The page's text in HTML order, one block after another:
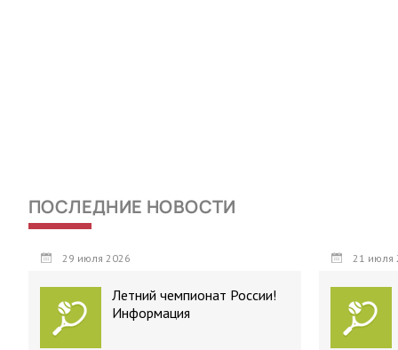
ПОСЛЕДНИЕ НОВОСТИ
29 июля 2026
Летний чемпионат России!
Информация
21 июля